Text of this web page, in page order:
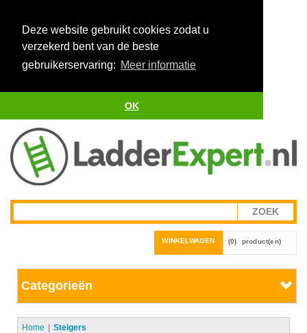
Deze website gebruikt cookies zodat u
verzekerd bent van de beste
gebruikerservaring: Meer informatie
OK
WINKELWAGEN (0) product(en)
Categorieën
Home
Steigers